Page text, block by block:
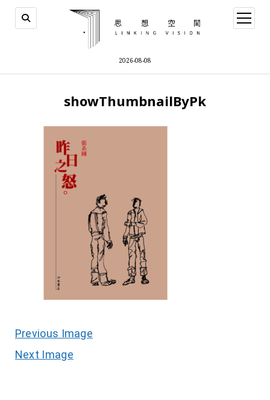
2026-08-08
open
menu
showThumbnailByPk
Previous Image
Next Image